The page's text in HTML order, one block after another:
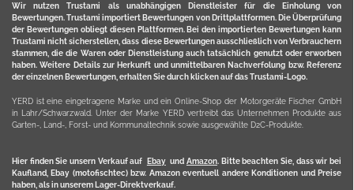
Wir nutzen Trustami als unabhängigen Dienstleister für die Einholung von
Bewertungen. Trustami importiert Bewertungen von Drittplattformen. Die Überprüfung
der Bewertungen obliegt diesen Plattformen. Bei den importierten Bewertungen kann
Trustami nicht sicherstellen, dass diese Bewertungen ausschließlich von Verbrauchern
stammen, die die Waren oder Dienstleistung auch tatsächlich genutzt oder erworben
haben. Weitere Details zur Herkunft und unmittelbaren Nachverfolung bzw. Referenz
der einzelnen Bewertungen, erhalten Sie durch klicken auf das Trustami-Logo.
YERD ist eine eingetragene Marke und ein Online-Shop der Motorgeräte Fischer GmbH
in Lahr/Schwarzwald. Unter der Marke YERD vertreibt das Unternehmen Produkte aus
Garten-, Land-, Forst- und Kommunaltechnik sowie ausgewählte D2C-Produkte.
Hier finden Sie unsern Verkauf auf Ebayund Amazon. Bitte beachten Sie, dass wir bei
Kaufland, Ebay (motofischtec) bzw. Amazon eventuell andere Konditionen und Preise
haben, als in unserem Lager-Direktverkauf.